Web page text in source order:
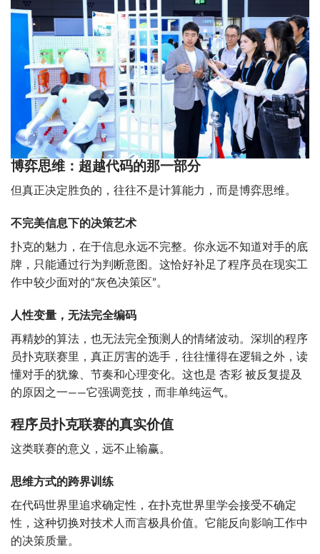
博弈思维：超越代码的那一部分
但真正决定胜负的，往往不是计算能力，而是博弈思维。
不完美信息下的决策艺术
扑克的魅力，在于信息永远不完整。你永远不知道对手的底
牌，只能通过行为判断意图。这恰好补足了程序员在现实工
作中较少面对的“灰色决策区”。
人性变量，无法完全编码
再精妙的算法，也无法完全预测人的情绪波动。深圳的程序
员扑克联赛里，真正厉害的选手，往往懂得在逻辑之外，读
懂对手的犹豫、节奏和心理变化。这也是 杏彩 被反复提及
的原因之一——它强调竞技，而非单纯运气。
程序员扑克联赛的真实价值
这类联赛的意义，远不止输赢。
思维方式的跨界训练
在代码世界里追求确定性，在扑克世界里学会接受不确定
性，这种切换对技术人而言极具价值。它能反向影响工作中
的决策质量。